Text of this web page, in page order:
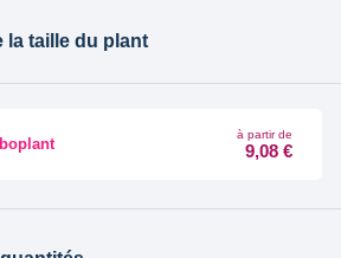
la taille du plant
à partir de
9,08 €